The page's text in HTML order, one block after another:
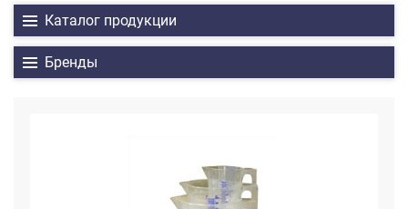
Каталог продукции
Бренды